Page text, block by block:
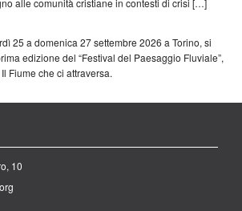
alle comunità cristiane in contesti di crisi […]
25 a domenica 27 settembre 2026 a Torino, si
edizione del “Festival del Paesaggio Fluviale”,
Fiume che ci attraversa.
10